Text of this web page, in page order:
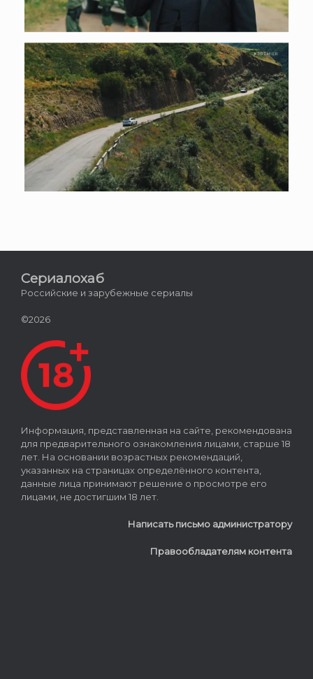
Сериалохаб
Российские и зарубежные сериалы
©2026
Информация, представленная на сайте, рекомендована
для предварительного ознакомления лицами, старше 18
лет. На основании возрастных рекомендаций,
указанных на страницах определённого контента,
данные лица принимают решение о просмотре его
лицами, не достигшим 18 лет.
Написать письмо администратору
Правообладателям контента